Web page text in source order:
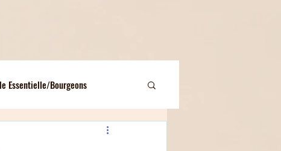
Essentielle/Bourgeons